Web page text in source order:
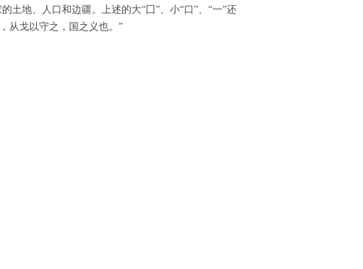
土地、人口和边疆。上述的大“囗”、小“口”、“一”还
从戈以守之，国之义也。”